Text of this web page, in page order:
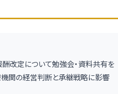
改定について勉強会・資料共有を
機関の経営判断と承継戦略に影響